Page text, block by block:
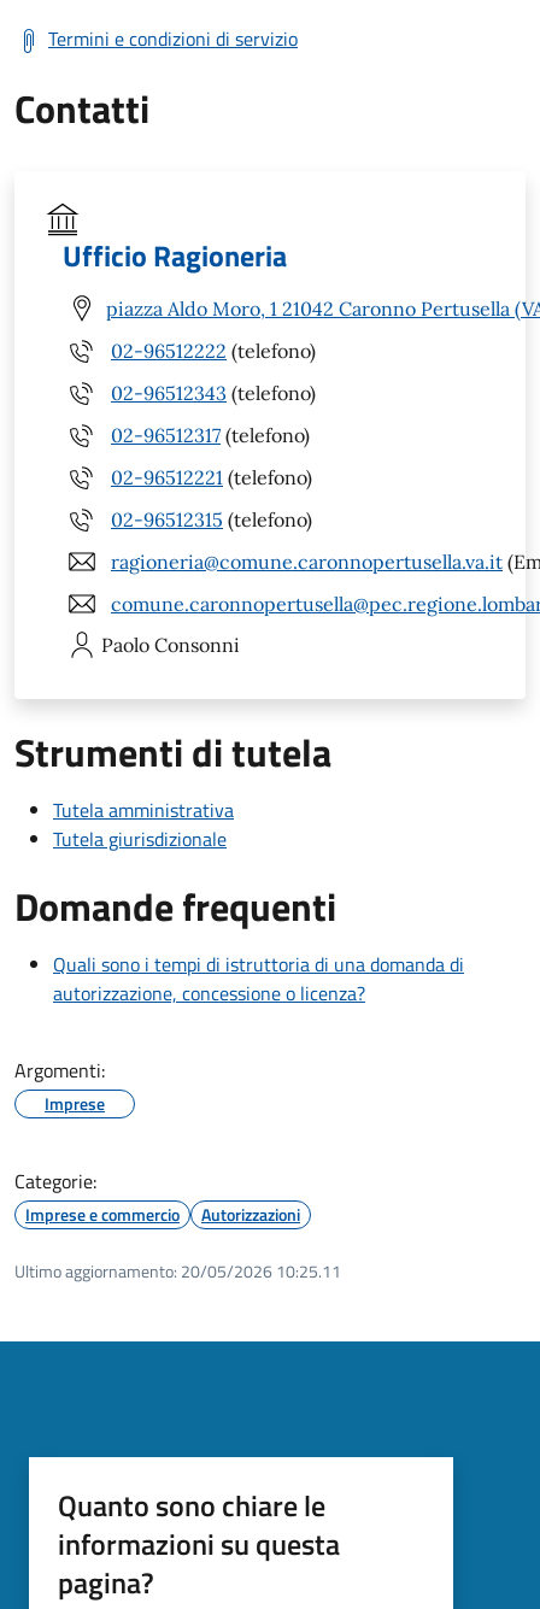
Termini e condizioni di servizio
Contatti
Ufficio Ragioneria
piazza Aldo Moro, 1 21042 Caronno Pertusella
02-96512222 (telefono)
02-96512343 (telefono)
02-96512317 (telefono)
02-96512221 (telefono)
02-96512315 (telefono)
ragioneria@comune.caronnopertusella.va.it
Paolo Consonni
Strumenti di tutela
Tutela amministrativa
Tutela giurisdizionale
Domande frequenti
Quali sono i tempi di istruttoria di una domanda di
autorizzazione, concessione o licenza?
Argomenti:
Imprese
Categorie:
Imprese e commercio Autorizzazioni
Ultimo aggiornamento: 20/05/2026 10:25.11
Quanto sono chiare le
informazioni su questa
pagina?